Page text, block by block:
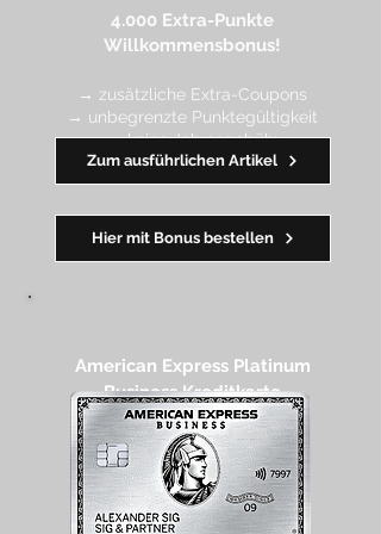
4.000 Extra-Punkte
Willkommensbonus!
→ zusätzliche Extra-Coupons
→ unbegrenzte Punktegültigkeit
→ keine Jahresgebühr
━━━━━━━
Hier mit Bonus bestellen
Zum ausführlichen Artikel
American Express Platinum
Business Kreditkarte​